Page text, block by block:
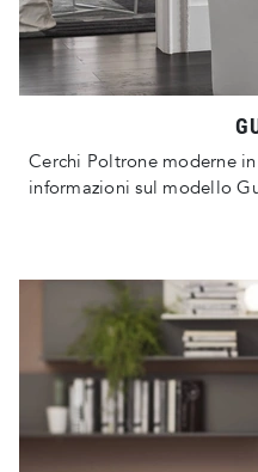
Cerchi Poltrone moderne
informazioni sul modello